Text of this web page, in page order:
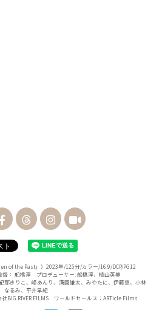
of the Past」）2023年/125分/カラー/16:9/DCP/PG12
督： 舩橋淳 プロデューサー: 舩橋淳、植山英美
那きりこ、峰あんり、満園雄太、みやたに、伊藤恵、小林
なるみ、平井早紀
BIG RIVER FILMS ワールドセールス：ARTicle Films